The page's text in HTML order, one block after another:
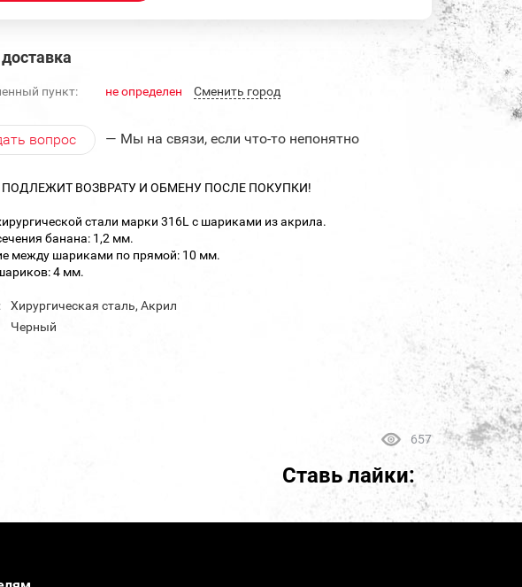
пункт: не определен Cменить город
вопрос — Мы на связи, если что-то непонятно
ПОДЛЕЖИТ ВОЗВРАТУ И ОБМЕНУ ПОСЛЕ ПОКУПКИ!
стали марки 316L с шариками из акрила.
банана: 1,2 мм.
между шариками по прямой: 10 мм.
4 мм.
Хирургическая сталь, Акрил
Черный
657
Ставь лайки: